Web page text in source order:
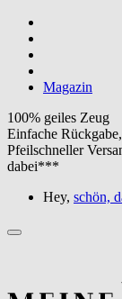
Magazin
100% geiles Zeug
Einfache
Pfeilschneller
dabei***
Hey, schön,